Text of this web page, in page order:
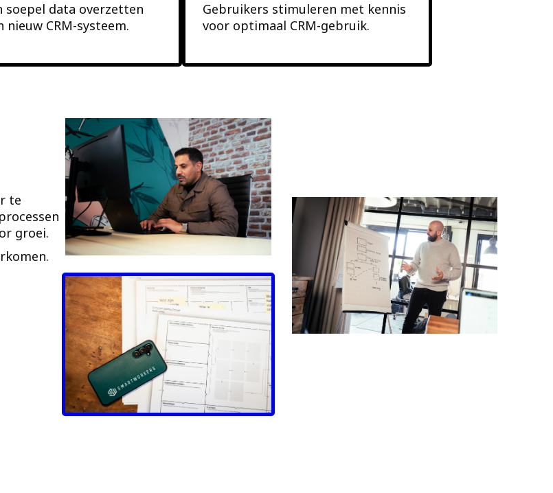
soepel data overzetten
nieuw CRM-systeem.
Gebruikers stimuleren met kennis
voor optimaal CRM-gebruik.
te
groei.